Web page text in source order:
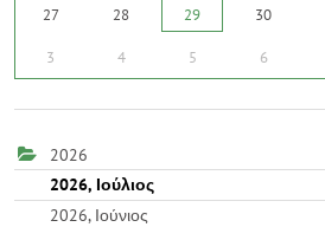
27 28 29 30
3 4 5 6
2026
2026, Ιούλιος
2026, Ιούνιος